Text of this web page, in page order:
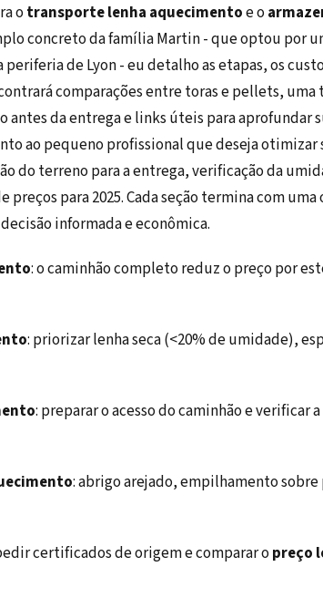
o transporte lenha aquecimentoe o
concreto da família Martin - que optou por
de Lyon - eu detalho as etapas, os
comparações entre toras e pellets,
antes da entrega e links úteis para aprofundar
ao pequeno profissional que deseja otimizar
do terreno para a entrega, verificação da
preços para 2025. Cada seção termina com
informada e econômica.
: o caminhão completo reduz o preço por
: priorizar lenha seca (<20% de umidade),
: preparar o acesso do caminhão e verificar
: abrigo arejado, empilhamento
certificados de origem e comparar o preço